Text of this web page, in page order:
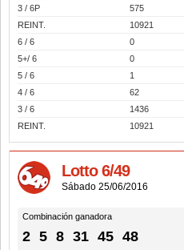
3 / 6P
575
REINT.
10921
6 / 6
0
5+/ 6
0
5 / 6
1
4 / 6
62
3 / 6
1436
REINT.
10921
Lotto 6/49
Sábado 25/06/2016
Combinación ganadora
2 5 8 31 45 48